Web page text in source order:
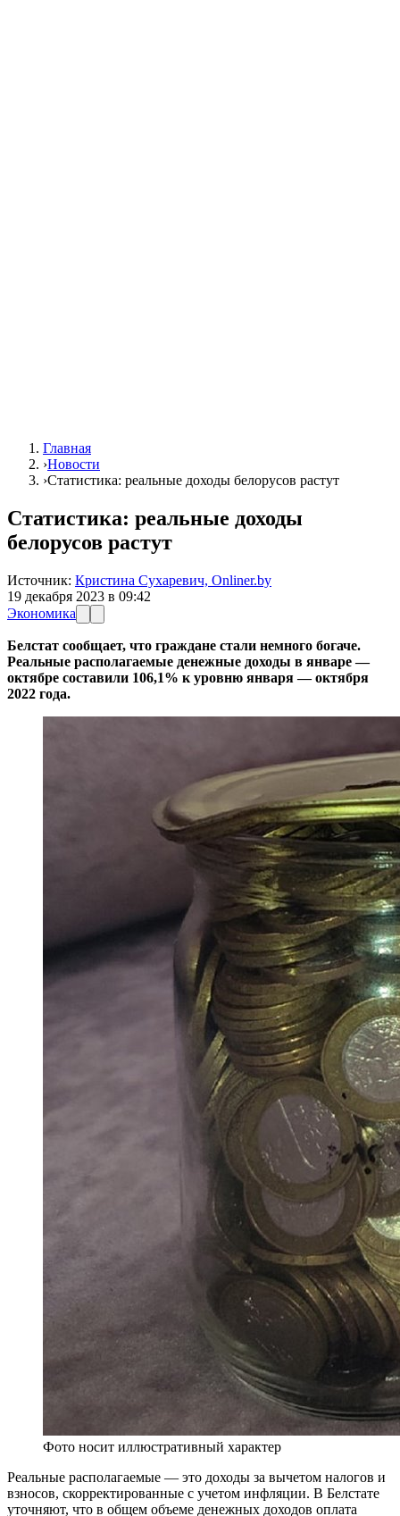
Главная
›Новости
›Статистика: реальные доходы белорусов растут
Статистика: реальные доходы
белорусов растут
Источник: Кристина Сухаревич, Onliner.by
19 декабря 2023 в 09:42
Экономика
Белстат сообщает, что граждане стали немного богаче.
Реальные располагаемые денежные доходы в январе —
октябре составили 106,1% к уровню января — октября
2022 года.
Фото носит иллюстративный характер
Реальные располагаемые — это доходы за вычетом налогов и
взносов, скорректированные с учетом инфляции. В Белстате
уточняют, что в общем объеме денежных доходов оплата